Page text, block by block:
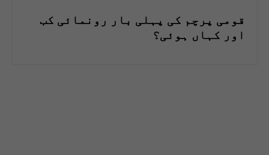
قومی پرچم کی پہلی بار رونمائی کب
اور کہاں ہوئی؟